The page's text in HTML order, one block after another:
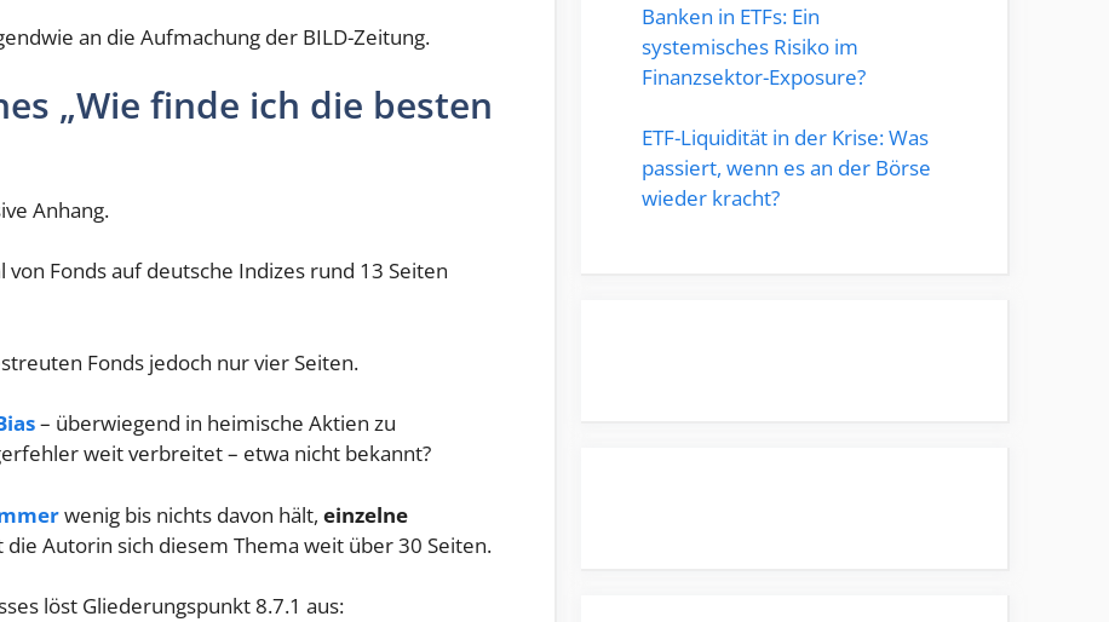
an die Aufmachung der BILD-Zeitung.
„Wie finde ich die besten
Anhang.
Fonds auf deutsche Indizes rund 13 Seiten
Fonds jedoch nur vier Seiten.
– überwiegend in heimische Aktien zu
weit verbreitet – etwa nicht bekannt?
wenig bis nichts davon hält, einzelne
die Autorin sich diesem Thema weit über 30 Seiten.
löst Gliederungspunkt 8.7.1 aus:
Banken in ETFs: Ein
systemisches Risiko im
Finanzsektor-Exposure?
ETF-Liquidität in der Krise: Was
passiert, wenn es an der Börse
wieder kracht?